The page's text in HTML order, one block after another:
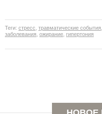
Теги: стресс травматические события
заболевания ожирание гипертония